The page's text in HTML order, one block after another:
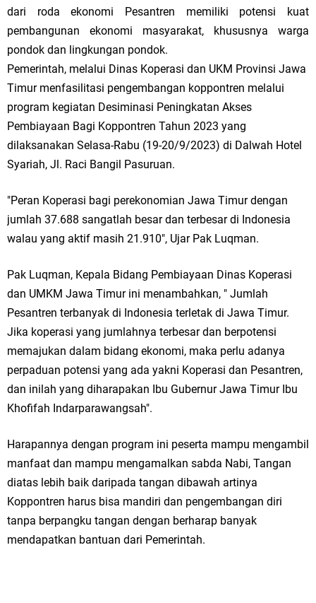
dari roda ekonomi Pesantren memiliki potensi kuat
pembangunan ekonomi masyarakat, khususnya warga
pondok dan lingkungan pondok.
Pemerintah, melalui Dinas Koperasi dan UKM Provinsi Jawa
Timur menfasilitasi pengembangan koppontren melalui
program kegiatan Desiminasi Peningkatan Akses
Pembiayaan Bagi Koppontren Tahun 2023 yang
dilaksanakan Selasa-Rabu (19-20/9/2023) di Dalwah Hotel
Syariah, Jl. Raci Bangil Pasuruan.
"Peran Koperasi bagi perekonomian Jawa Timur dengan
jumlah 37.688 sangatlah besar dan terbesar di Indonesia
walau yang aktif masih 21.910", Ujar Pak Luqman.
Pak Luqman, Kepala Bidang Pembiayaan Dinas Koperasi
dan UMKM Jawa Timur ini menambahkan, " Jumlah
Pesantren terbanyak di Indonesia terletak di Jawa Timur.
Jika koperasi yang jumlahnya terbesar dan berpotensi
memajukan dalam bidang ekonomi, maka perlu adanya
perpaduan potensi yang ada yakni Koperasi dan Pesantren,
dan inilah yang diharapakan Ibu Gubernur Jawa Timur Ibu
Khofifah Indarparawangsah".
Harapannya dengan program ini peserta mampu mengambil
manfaat dan mampu mengamalkan sabda Nabi, Tangan
diatas lebih baik daripada tangan dibawah artinya
Koppontren harus bisa mandiri dan pengembangan diri
tanpa berpangku tangan dengan berharap banyak
mendapatkan bantuan dari Pemerintah.